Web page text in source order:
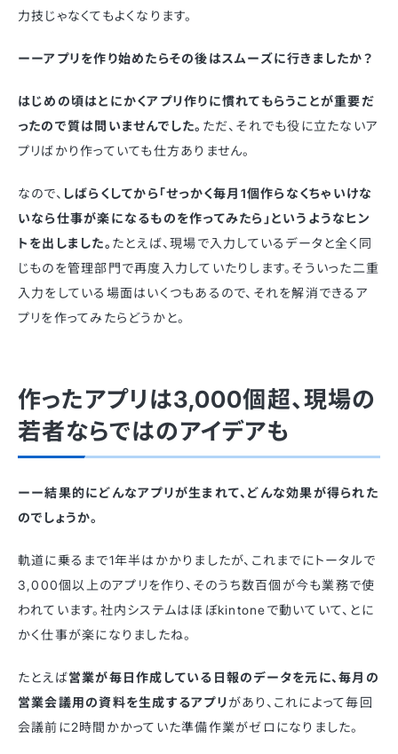
力技じゃなくてもよくなります。
ーーアプリを作り始めたらその後はスムーズに行きましたか？
はじめの頃はとにかくアプリ作りに慣れてもらうことが重要だ
ったので質は問いませんでした。 ただ、それでも役に立たないア
プリばかり作っていても仕方ありません。
なので、 しばらくしてから「せっかく毎月1個作らなくちゃいけな
いなら仕事が楽になるものを作ってみたら」というようなヒン
トを出しました。 たとえば、現場で入力しているデータと全く同
じものを管理部門で再度入力していたりします。そういった二重
入力をしている場面はいくつもあるので、それを解消できるア
プリを作ってみたらどうかと。
作ったアプリは3,000個超、現場の
若者ならではのアイデアも
ーー結果的にどんなアプリが生まれて、どんな効果が得られた
のでしょうか。
軌道に乗るまで1年半はかかりましたが、これまでにトータルで
3,000個以上のアプリを作り、そのうち数百個が今も業務で使
われています。社内システムはほぼkintoneで動いていて、とに
かく仕事が楽になりましたね。
たとえば営業が毎日作成している日報のデータを元に、毎月の
営業会議用の資料を生成するアプリがあり、これによって毎回
会議前に2時間かかっていた準備作業がゼロになりました。